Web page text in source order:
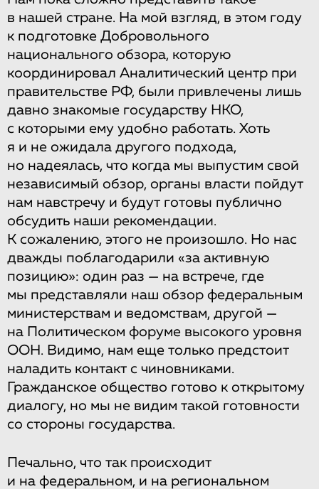
в нашей стране. На мой взгляд, в этом году
к подготовке Добровольного
национального обзора, которую
координировал Аналитический центр при
правительстве РФ, были привлечены лишь
давно знакомые государству НКО,
с которыми ему удобно работать. Хоть
я и не ожидала другого подхода,
но надеялась, что когда мы выпустим свой
независимый обзор, органы власти пойдут
нам навстречу и будут готовы публично
обсудить наши рекомендации.
К сожалению, этого не произошло. Но нас
дважды поблагодарили «за активную
позицию»: один раз — на встрече, где
мы представляли наш обзор федеральным
министерствам и ведомствам, другой —
на Политическом форуме высокого уровня
ООН. Видимо, нам еще только предстоит
наладить контакт с чиновниками.
Гражданское общество готово к открытому
диалогу, но мы не видим такой готовности
со стороны государства.
Печально, что так происходит
и на федеральном, и на региональном